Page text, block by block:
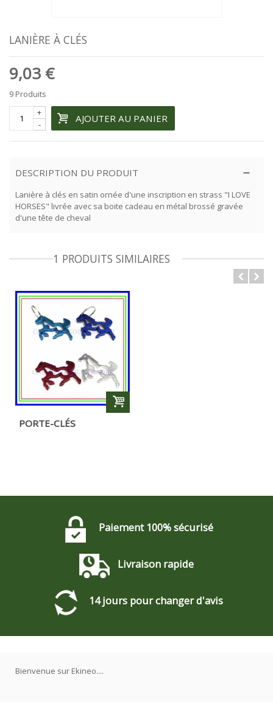
LANIÈRE À CLÉS
9,03 €
9 Produits
-
+ AJOUTER AU PANIER
DESCRIPTION DU PRODUIT
Lanière à clés en satin ornée d'une inscription en strass "I LOVE
HORSES" livrée avec sa boite cadeau en métal brossé gravée
d'une tête de cheval
1 PRODUITS SIMILAIRES
PORTE-CLÉS
Paiement 100% sécurisé
Livraison rapide
14 jours pour changer d'avis
Bienvenue sur Ekineo....